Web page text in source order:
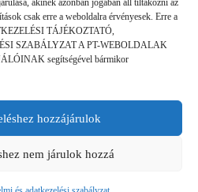
akinek azonban jogában áll tiltakozni az
csak erre a weboldalra érvényesek. Erre a
TÁJÉKOZTATÓ,
SZABÁLYZAT A PT-WEBOLDALAK
segítségével bármikor
hozzájárulok
nem járulok hozzá
(Ebben a táborban a
olyat is, hogy valaki nem jött
| Adatvédelmi és adatkezelési